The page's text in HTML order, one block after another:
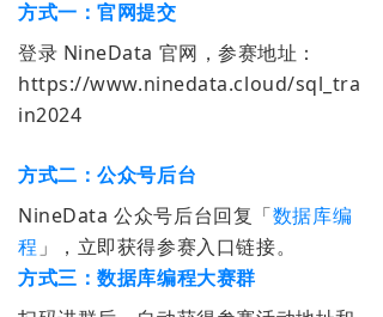
方式一：官网提交
登录 NineData 官网，参赛地址：
https://www.ninedata.cloud/sql_tra
in2024
方式二：公众号后台
NineData 公众号后台回复「数据库编
程 」，立即获得参赛入口链接。
方式三：数据库编程大赛群